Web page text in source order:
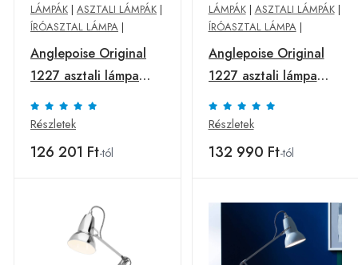
LÁMPÁK | ASZTALI LÁMPÁK |
ÍRÓASZTAL LÁMPA |
Anglepoise Original
1227 asztali lámpa
fekete
Részletek
126 201 Ft-tól
LÁMPÁK| ASZTALI LÁMPÁK|
ÍRÓASZTAL LÁMPA|
Anglepoise Original
1227 asztali lámpa
króm
Részletek
132 990 Ft-tól